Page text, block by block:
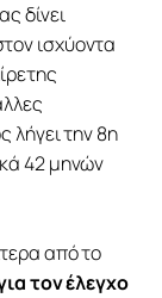
δίνει
ισχύοντα
λήγει την 8η
42 μηνών
από το
τον έλεγχο